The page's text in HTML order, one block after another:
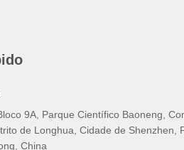
9A, Parque Científico Baoneng,
de Longhua, Cidade de Shenzhen,
China